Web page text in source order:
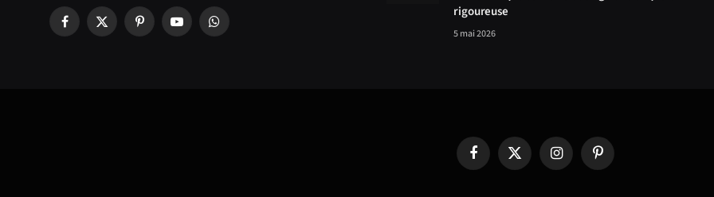
Facebook
X
PinterestYouTubeWhatsApp
rigoureuse
5 mai 2026
FacebookX
(Twitter)
InstagramPinterest